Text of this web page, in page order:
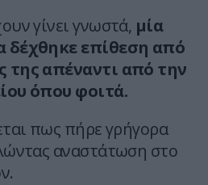
γίνει γνωστά, μία
δέχθηκε επίθεση από
της απέναντι από την
όπου φοιτά.
πως πήρε γρήγορα
αναστάτωση στο